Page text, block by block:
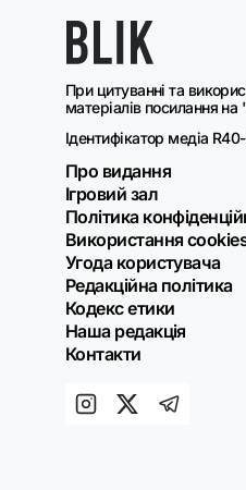
При цитуванні та
матеріалів посилання
Ідентифікатор медіа
Про видання
Ігровий зал
Політика
Використання
Угода користувача
Редакційна політика
Кодекс етики
Наша редакція
Контакти